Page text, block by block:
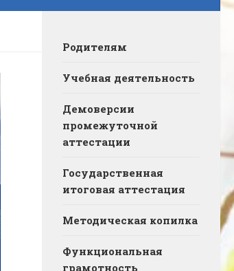
Родителям
Учебная деятельность
Демоверсии
промежуточной
аттестации
Государственная
итоговая аттестация
Методическая копилка
Функциональная
грамотность